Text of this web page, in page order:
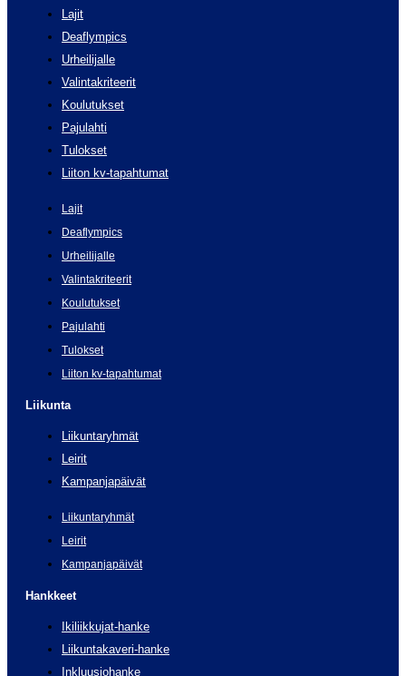
Lajit
Deaflympics
Urheilijalle
Valintakriteerit
Koulutukset
Pajulahti
Tulokset
Liiton kv-tapahtumat
Lajit
Deaflympics
Urheilijalle
Valintakriteerit
Koulutukset
Pajulahti
Tulokset
Liiton kv-tapahtumat
Liikunta
Liikuntaryhmät
Leirit
Kampanjapäivät
Liikuntaryhmät
Leirit
Kampanjapäivät
Hankkeet
Ikiliikkujat-hanke
Liikuntakaveri-hanke
Inkluusiohanke